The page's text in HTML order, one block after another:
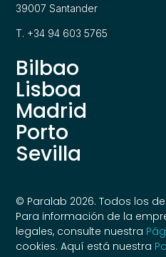
39007 Santander
T. +34 94 603 5765
Bilbao
Lisboa
Madrid
Porto
Sevilla
© Paralab 2026. Todos los
Para información de la
legales, consulte nuestra
cookies. Aquí está nuestra